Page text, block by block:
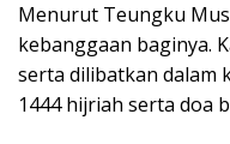
Menurut Teungku
kebanggaan baginya.
serta dilibatkan dalam
1444 hijriah serta doa